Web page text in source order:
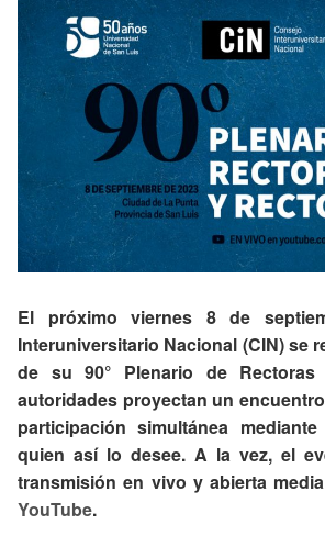
El próximo viernes 8 de
Interuniversitario Nacional (CIN) se
de su 90° Plenario de
autoridades proyectan un
participación simultánea
quien así lo desee. A la vez, el
transmisión en vivo y abierta
YouTube.